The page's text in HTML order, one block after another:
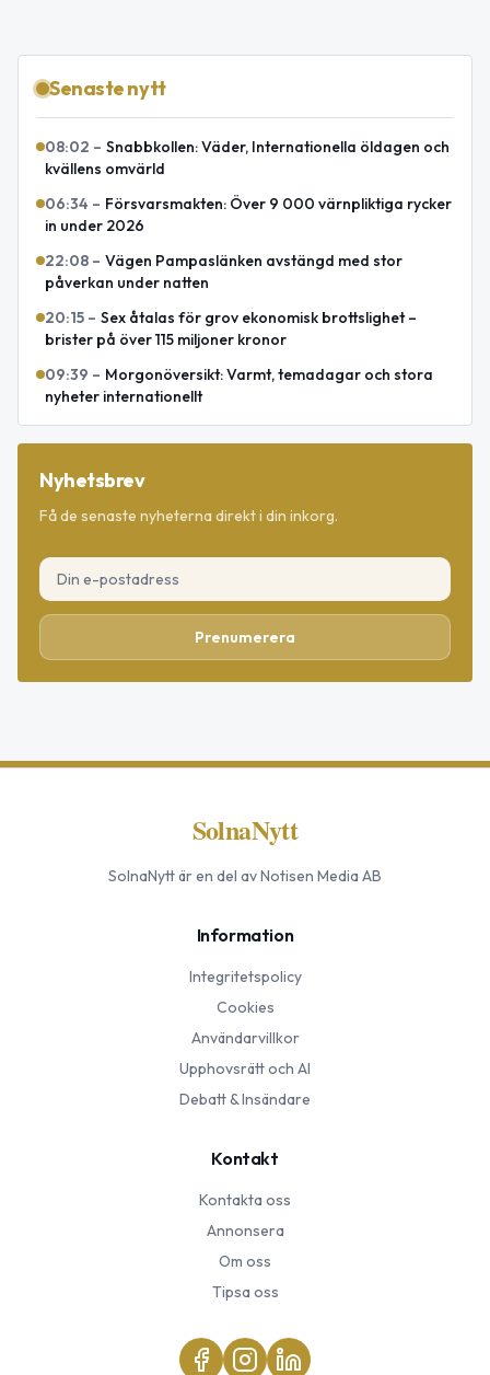
Senaste nytt
08:02 – Snabbkollen: Väder, Internationella öldagen och
kvällens omvärld
06:34 – Försvarsmakten: Över 9 000 värnpliktiga rycker
in under 2026
22:08 – Vägen Pampaslänken avstängd med stor
påverkan under natten
20:15 – Sex åtalas för grov ekonomisk brottslighet –
brister på över 115 miljoner kronor
09:39 – Morgonöversikt: Varmt, temadagar och stora
nyheter internationellt
Nyhetsbrev
Få de senaste nyheterna direkt i din inkorg.
Prenumerera
SolnaNytt
SolnaNyttär en del av Notisen Media AB
Information
Integritetspolicy
Cookies
Användarvillkor
Upphovsrätt och AI
Debatt & Insändare
Kontakt
Kontakta oss
Annonsera
Om oss
Tipsa oss